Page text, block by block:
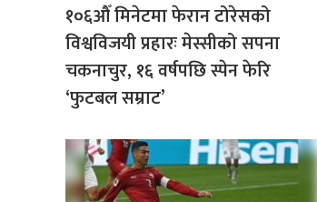
१०६औँ मिनेटमा फेरान टोरेसको
विश्वविजयी प्रहारः मेस्सीको सपना
चकनाचुर, १६ वर्षपछि स्पेन फेरि
‘फुटबल सम्राट’